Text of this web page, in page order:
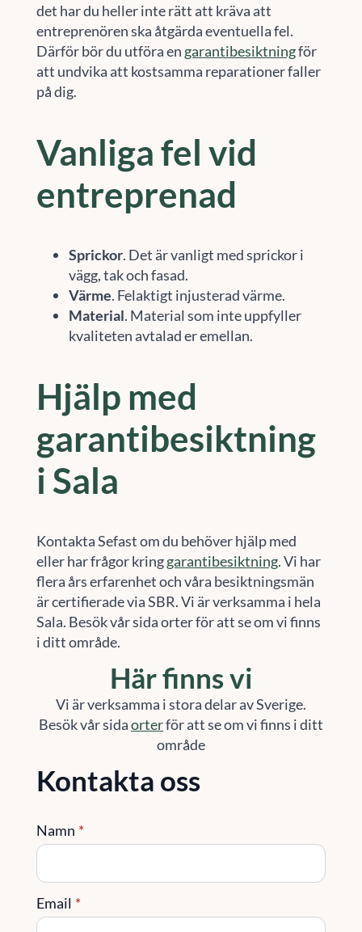
det har du heller inte rätt att kräva att
entreprenören ska åtgärda eventuella fel.
Därför bör du utföra en garantibesiktningför
att undvika att kostsamma reparationer faller
på dig.
Vanliga fel vid
entreprenad
Sprickor. Det är vanligt med sprickor i
vägg, tak och fasad.
Värme. Felaktigt injusterad värme.
Material. Material som inte uppfyller
kvaliteten avtalad er emellan.
Hjälp med
garantibesiktning
i Sala
Kontakta Sefast om du behöver hjälp med
eller har frågor kringgarantibesiktning. Vi har
flera års erfarenhet och våra besiktningsmän
är certifierade via SBR. Vi är verksamma i hela
Sala. Besök vår sida orter för att se om vi finns
i ditt område.
Här finns vi
Vi är verksamma i stora delar av Sverige.
Besök vår sidaorterför att se om vi finns i ditt
område
Kontakta oss
Namn *
Email *